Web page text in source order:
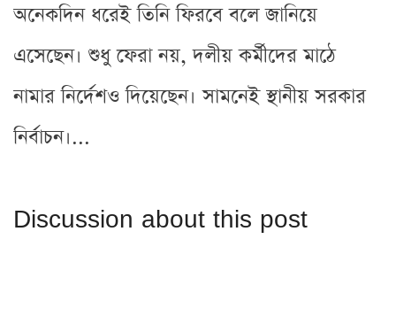
অনেকদিন ধরেই তিনি ফিরবে বলে জানিয়ে
এসেছেন। শুধু ফেরা নয়, দলীয় কর্মীদের মাঠে
নামার নির্দেশও দিয়েছেন। সামনেই স্থানীয় সরকার
নির্বাচন।...
Discussion about this post